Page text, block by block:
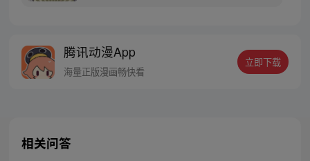
黑白阎君见了他也要问一句：食人心魔何处
来？ 李云心食人，也食人心。
腾讯动漫App
海量正版漫画畅快看
立即下载
相关问答